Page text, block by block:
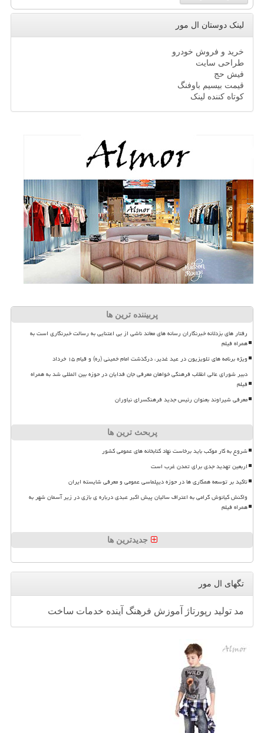
لینک دوستان ال مور
خرید و فروش خودرو
طراحی سایت
فیش حج
قیمت بیسیم باوفنگ
کوتاه کننده لینک
پربیننده ترین ها
رفتار های بزدلانه خبرنگاران رسانه های معاند ناشی از بی اعتنایی به رسالت خبرنگاری است به
همراه فیلم
ویژه برنامه های تلویزیون در عید غدیر، درگذشت امام خمینی (ره) و قیام ۱۵ خرداد
دبیر شورای عالی انقلاب فرهنگی خواهان معرفی جان فدایان در حوزه بین المللی شد به همراه
فیلم
معرفی شیراوند بعنوان رئیس جدید فرهنگسرای نیاوران
پربحث ترین ها
شروع به کار موکب باید برخاست نهاد کتابخانه های عمومی کشور
اربعین تهدید جدی برای تمدن غرب است
تاکید بر توسعه همکاری ها در حوزه دیپلماسی عمومی و معرفی شایسته ایران
واکنش کیانوش گرامی به اعتراف سالیان پیش اکبر عبدی درباره ی بازی در زیر آسمان شهر به
همراه فیلم
جدیدترین ها
تگهای ال مور
مد تولید رپورتاژ آموزش فرهنگ آینده خدمات ساخت